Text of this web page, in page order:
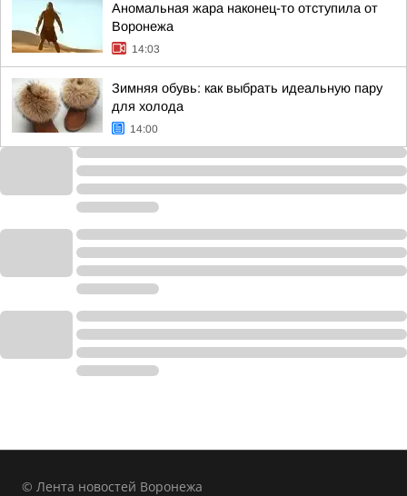
Аномальная жара наконец-то отступила от
Воронежа
14:03
Зимняя обувь: как выбрать идеальную пару
для холода
14:00
© Лента новостей Воронежа